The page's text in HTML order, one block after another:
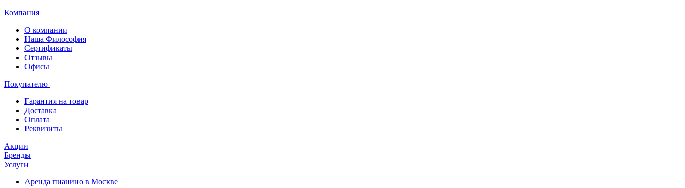
Компания
О компании
Наша Философия
Сертификаты
Отзывы
Офисы
Покупателю
Гарантия на товар
Доставка
Оплата
Реквизиты
Акции
Бренды
Услуги
Аренда пианино в Москве